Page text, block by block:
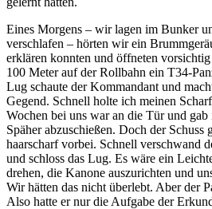
Eines Morgens ‒ wir lagen im Bunker
verschlafen ‒ hörten wir ein
erklären konnten und öffneten
100 Meter auf der Rollbahn ein T34-
Lug schaute der Kommandant und
Gegend. Schnell holte ich meinen
Wochen bei uns war an die Tür und gab
Späher abzuschießen. Doch der
haarscharf vorbei. Schnell verschwand
und schloss das Lug. Es wäre ein
drehen, die Kanone auszurichten und
Wir hätten das nicht überlebt. Aber der
Also hatte er nur die Aufgabe der